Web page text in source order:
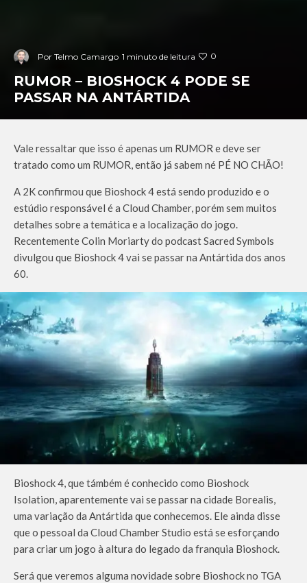
Por Telmo Camargo 1 minuto de leitura 0
RUMOR – BIOSHOCK 4 PODE SE
PASSAR NA ANTÁRTIDA
Vale ressaltar que isso é apenas um RUMOR e deve ser
tratado como um RUMOR, então já sabem né PÉ NO CHÃO!
A 2K confirmou que Bioshock 4 está sendo produzido e o
estúdio responsável é a Cloud Chamber, porém sem muitos
detalhes sobre a temática e a localização do jogo.
Recentemente Colin Moriarty do podcast Sacred Symbols
divulgou que Bioshock 4 vai se passar na Antártida dos anos
60.
Bioshock 4, que támbém é conhecido como Bioshock
Isolation, aparentemente vai se passar na cidade Borealis,
uma variação da Antártida que conhecemos. Ele ainda disse
que o pessoal da Cloud Chamber Studio está se esforçando
para criar um jogo à altura do legado da franquia Bioshock.
Será que veremos alguma novidade sobre Bioshock no TGA